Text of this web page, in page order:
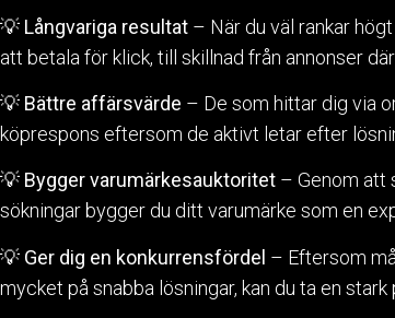
💡 Långvariga resultat – När du väl rankar
att betala för klick, till skillnad från annonser
💡 Bättre affärsvärde – De som hittar dig via
köprespons eftersom de aktivt letar efter
💡 Bygger varumärkesauktoritet – Genom att
sökningar bygger du ditt varumärke som en
💡 Ger dig en konkurrensfördel – Eftersom
mycket på snabba lösningar, kan du ta en